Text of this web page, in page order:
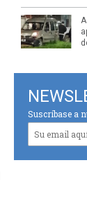
Suscríbase a